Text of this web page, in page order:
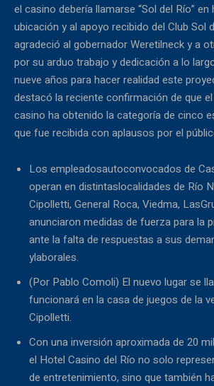
el casino debería llamarse “Sol del Río”
ubicación y al apoyo recibido del Club Sol
agradeció al gobernador Weretilneck y a
por su arduo trabajo y dedicación a lo
nueve años para hacer realidad este
destacó la reciente confirmación de que
casino ha obtenido la categoría de cinco
que fue recibida con aplausos por el
Los empleadosautoconvocados de
operan en distintaslocalidades de Río
Cipolletti, General Roca, Viedma,
anunciaron medidas de fuerza para la
ante la falta de respuestas a sus
ylaborales.
(Por Pablo Comoli) El nuevo lugar se
funcionará en la casa de juegos de la
Cipolletti.
Con una inversión aproximada de 20
el Hotel Casino del Río no solo
de entretenimiento, sino que también